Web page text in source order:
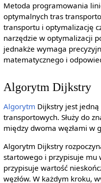
Metoda programowania
optymalnych tras
transportu i optymalizację
narzędzie w optymalizacji
jednakże wymaga
matematycznego i
Algorytm Dijkstry
Algorytm Dijkstry jest
transportowych. Służy do
między dwoma węzłami w
Algorytm Dijkstry
startowego i przypisuje mu
przypisuje wartość
węzłów. W każdym kroku,